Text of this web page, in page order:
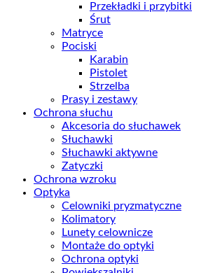
Przekładki i przybitki
Śrut
Matryce
Pociski
Karabin
Pistolet
Strzelba
Prasy i zestawy
Ochrona słuchu
Akcesoria do słuchawek
Słuchawki
Słuchawki aktywne
Zatyczki
Ochrona wzroku
Optyka
Celowniki pryzmatyczne
Kolimatory
Lunety celownicze
Montaże do optyki
Ochrona optyki